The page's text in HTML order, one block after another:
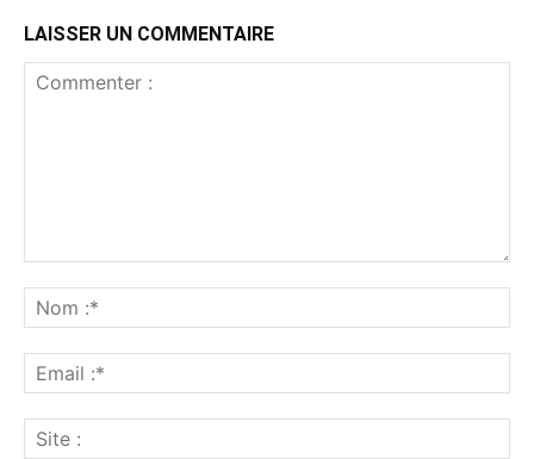
LAISSER UN COMMENTAIRE